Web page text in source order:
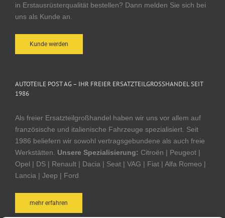
in Erstausrüsterqualität bestellen? Dann melden Sie sich bei
uns als Kunde an.
Kunde werden
AUTOTEILE POST AG – IHR FREIER ERSATZTEILGROSSHANDEL SEIT 1
986
Als freier Ersatzteilgroßhandel haben wir uns vor allem auf
französische und italienische Fahrzeuge spezialisiert. Seit
1986 beliefern wir sowohl vertragsgebundene als auch freie
Werkstätten. Unsere Spezialisierung: Citroën | Peugeot |
Opel | DS | Renault | Dacia | Seat | VAG | Fiat | Alfa Romeo |
Lancia | Jeep | Ford
mehr erfahren